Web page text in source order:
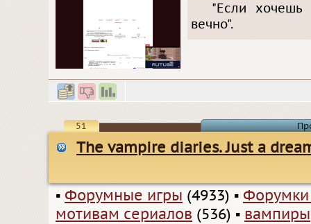
"Если хочешь
вечно".
51
The vampire diaries. Just a
▪ Форумные игры (4933) ▪
мотивам сериалов (536) ▪ вампиры